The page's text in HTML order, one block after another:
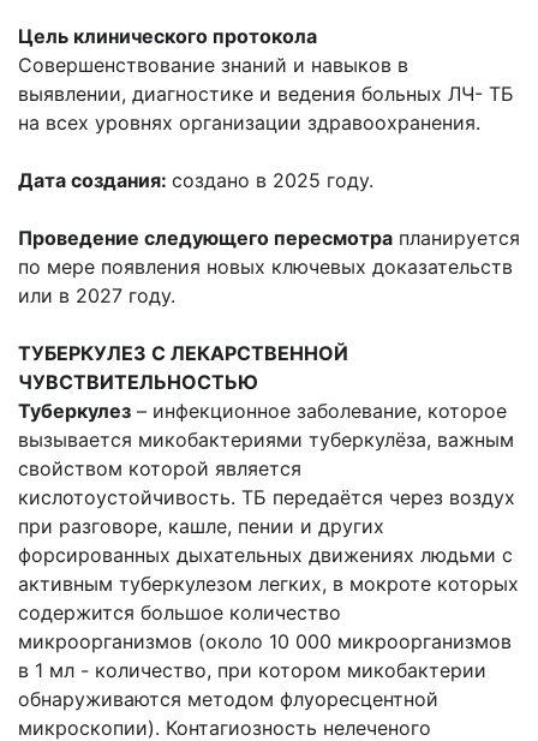
Цель клинического протокола
Совершенствование знаний и навыков в
выявлении, диагностике и ведения больных ЛЧ- ТБ
на всех уровнях организации здравоохранения.
Дата создания: создано в 2025 году.
Проведение следующего пересмотра планируется
по мере появления новых ключевых доказательств
или в 2027 году.
ТУБЕРКУЛЕЗ С ЛЕКАРСТВЕННОЙ
ЧУВСТВИТЕЛЬНОСТЬЮ
Туберкулез – инфекционное заболевание, которое
вызывается микобактериями туберкулёза, важным
свойством которой является
кислотоустойчивость. ТБ передаётся через воздух
при разговоре, кашле, пении и других
форсированных дыхательных движениях людьми с
активным туберкулезом легких, в мокроте которых
содержится большое количество
микроорганизмов (около 10 000 микроорганизмов
в 1 мл - количество, при котором микобактерии
обнаруживаются методом флуоресцентной
микроскопии). Контагиозность нелеченого